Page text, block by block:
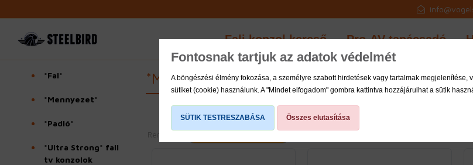
Fontosnak tartjuk az adatok védelmét
A böngészési élmény fokozása, a személyre szabott hirdetések vagy tartalmak megjelenítése,
sütiket (cookie) használunk. A "Mindet elfogadom" gombra kattintva hozzájárulhat a sütik
SÜTIK TESTRESZABÁSA Összes elutasítása
Fali konzol kereső Pro-AV tanácsadó
*Fal*
*Mennyezet*
*Padló*
*Ultra Strong* fali
tv konzolok
*Mennyezet*
Rendezés